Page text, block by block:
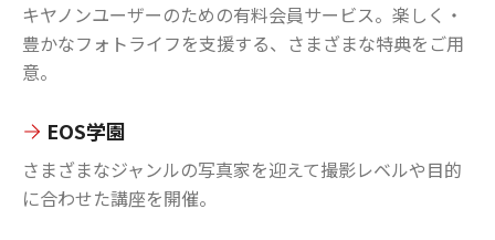
キヤノンユーザーのための有料会員サービス。楽しく・
豊かなフォトライフを支援する、さまざまな特典をご用
意。
EOS学園
さまざまなジャンルの写真家を迎えて撮影レベルや目的
に合わせた講座を開催。